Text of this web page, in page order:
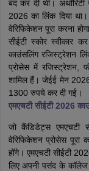
बंद कर दी थी।
2026 का लिंक दिया
वेरिफिकेशन पूरा करना
सीईटी स्कोर स्वीकार
काउंसलिंग रजिस्ट्रेशन
प्रोसेस में रजिस्ट्रेशन,
शामिल हैं। जेईई मेन
1300 रुपये कर दी गई।
एमएचटी सीईटी 2026
जो कैंडिडेट्स एमएचटी
वेरिफिकेशन प्रोसेस पूरा
होंगे। एमएचटी सीईटी
लिए अपनी पसंद के कॉलेज